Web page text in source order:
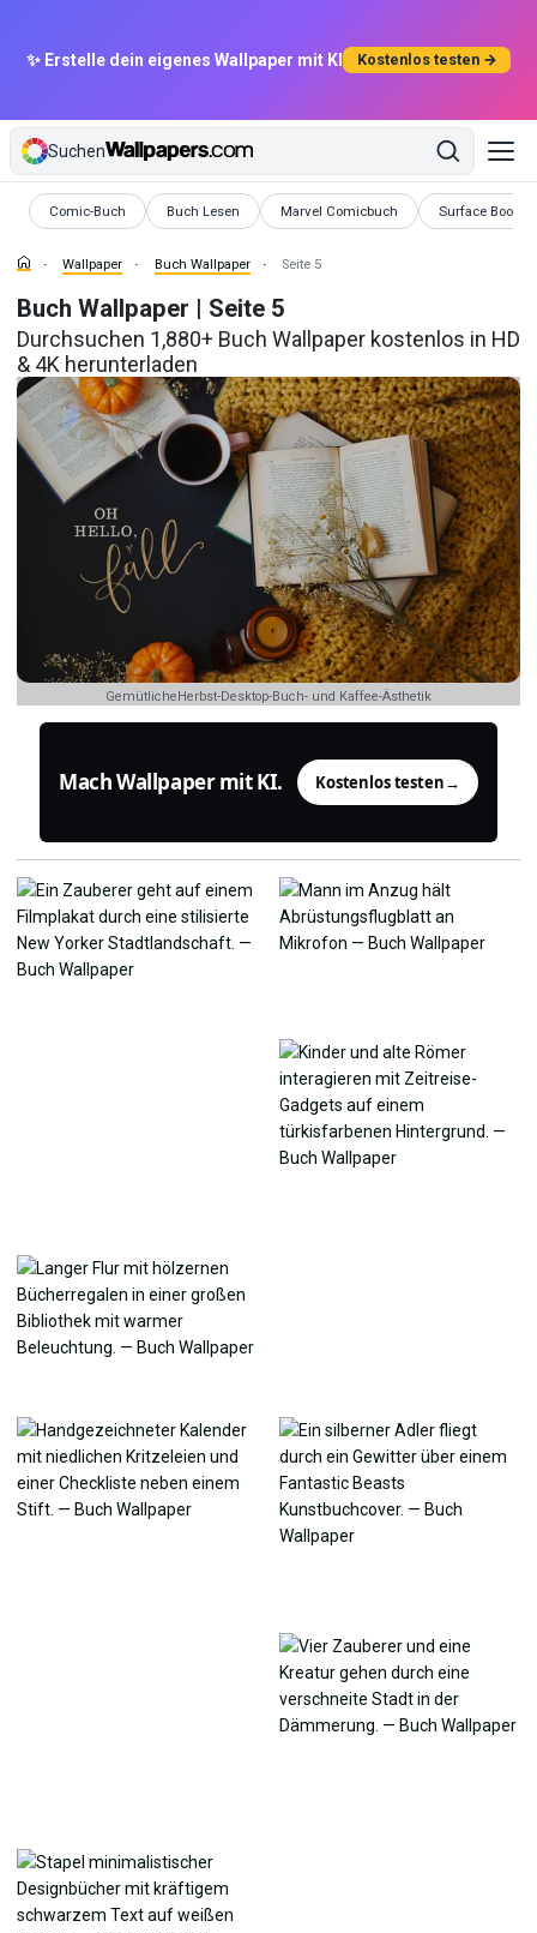
✨ Erstelle dein eigenes Wallpaper mit KI Kostenlos testen →
Suchen
Comic-Buch
Wallpaper Buch Lesen
Wallpaper Marvel Comicbuch
Wallpaper Surface Book
Wallpaper
Wallpaper Buch Wallpaper Seite 5
Buch Wallpaper | Seite 5
Durchsuchen 1,880+ Buch Wallpaper kostenlos in HD
& 4K herunterladen
GemütlicheHerbst-Desktop-Buch- und Kaffee-Ästhetik
Mach Wallpaper mit KI. Kostenlos testen→